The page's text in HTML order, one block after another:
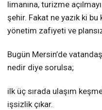
limanına, turizme
şehir. Fakat ne yazık ki
yönetim zafiyeti ve
Bugün Mersin’de
nedir diye sorulsa;
ilk üç sırada ulaşım
işsizlik çıkar.